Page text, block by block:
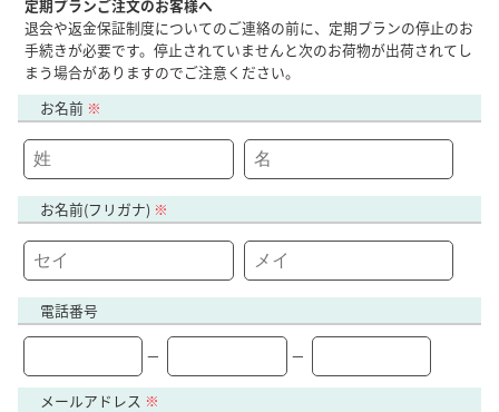
定期プランご注文のお客様へ
退会や返金保証制度についてのご連絡の前に、定期プランの停止のお
手続きが必要です。停止されていませんと次のお荷物が出荷されてし
まう場合がありますのでご注意ください。
お名前 ※
お名前(フリガナ) ※
電話番号
－ －
メールアドレス ※